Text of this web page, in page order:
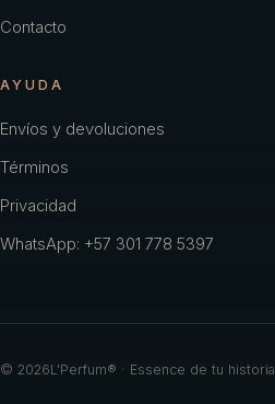
Contacto
AYUDA
Envíos y devoluciones
Términos
Privacidad
WhatsApp: +57 301 778 5397
© 2026L'Perfum® · Essence de tu historia